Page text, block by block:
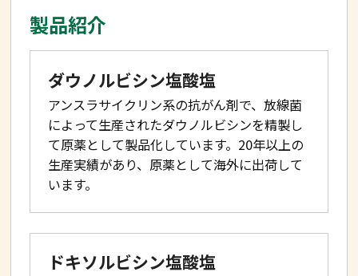
製品紹介
ダウノルビシン塩酸塩
アンスラサイクリン系の抗がん剤で、放線菌
によって生産されたダウノルビシンを精製し
て原薬として製品化しています。20年以上の
生産実績があり、原薬として海外に出荷して
います。
ドキソルビシン塩酸塩